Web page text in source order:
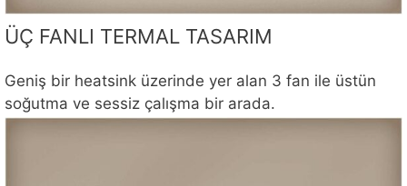
ÜÇ FANLI TERMAL TASARIM
Geniş bir heatsink üzerinde yer alan 3 fan ile üstün
soğutma ve sessiz çalışma bir arada.